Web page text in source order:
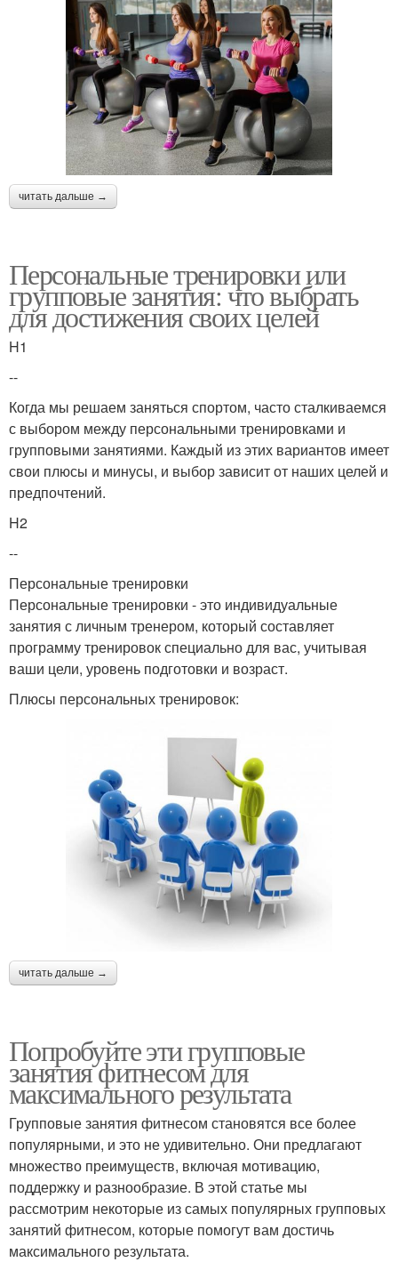
читать дальше →
Персональные тренировки или
групповые занятия: что выбрать
для достижения своих целей
H1
--
Когда мы решаем заняться спортом, часто сталкиваемся
с выбором между персональными тренировками и
групповыми занятиями. Каждый из этих вариантов имеет
свои плюсы и минусы, и выбор зависит от наших целей и
предпочтений.
H2
--
Персональные тренировки
Персональные тренировки - это индивидуальные
занятия с личным тренером, который составляет
программу тренировок специально для вас, учитывая
ваши цели, уровень подготовки и возраст.
Плюсы персональных тренировок:
читать дальше →
Попробуйте эти групповые
занятия фитнесом для
максимального результата
Групповые занятия фитнесом становятся все более
популярными, и это не удивительно. Они предлагают
множество преимуществ, включая мотивацию,
поддержку и разнообразие. В этой статье мы
рассмотрим некоторые из самых популярных групповых
занятий фитнесом, которые помогут вам достичь
максимального результата.